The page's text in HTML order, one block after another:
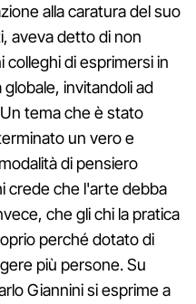
alla caratura del suo
aveva detto di non
colleghi di esprimersi in
invitandoli ad
tema che è stato
un vero e
di pensiero
crede che l'arte debba
che gli chi la pratica
perché dotato di
più persone. Su
Giannini si esprime a